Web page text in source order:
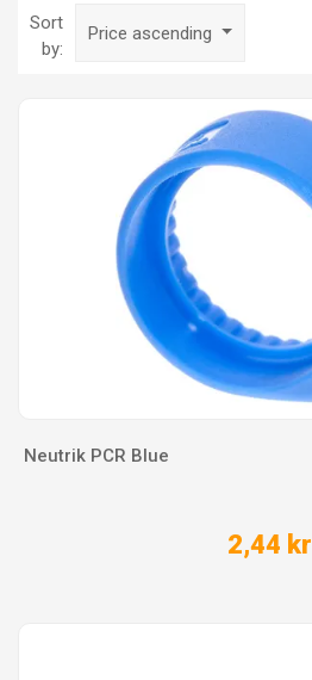
Sort
by:
Price ascending
Neutrik PCR Blue
2,44 kr